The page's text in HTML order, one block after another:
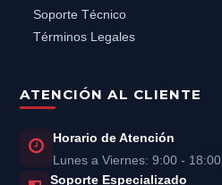
Soporte Técnico
Términos Legales
ATENCIÓN AL CLIENTE
Horario de Atención
Lunes a Viernes: 9:00 - 18:00
Soporte Especializado